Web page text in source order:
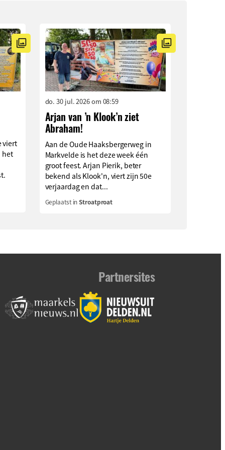
viert
het
do. 30 jul. 2026 om 08:59
Arjan van ’n Klook’n ziet
Abraham!
Aan de Oude Haaksbergerweg in
Markvelde is het deze week één
groot feest. Arjan Pierik, beter
bekend als Klook'n, viert zijn 50e
verjaardag en dat...
Geplaatst inStroatproat
Partnersites